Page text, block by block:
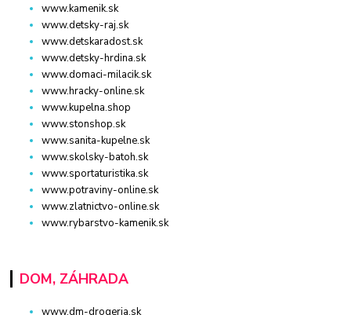
www.kamenik.sk
www.detsky-raj.sk
www.detskaradost.sk
www.detsky-hrdina.sk
www.domaci-milacik.sk
www.hracky-online.sk
www.kupelna.shop
www.stonshop.sk
www.sanita-kupelne.sk
www.skolsky-batoh.sk
www.sportaturistika.sk
www.potraviny-online.sk
www.zlatnictvo-online.sk
www.rybarstvo-kamenik.sk
DOM, ZÁHRADA